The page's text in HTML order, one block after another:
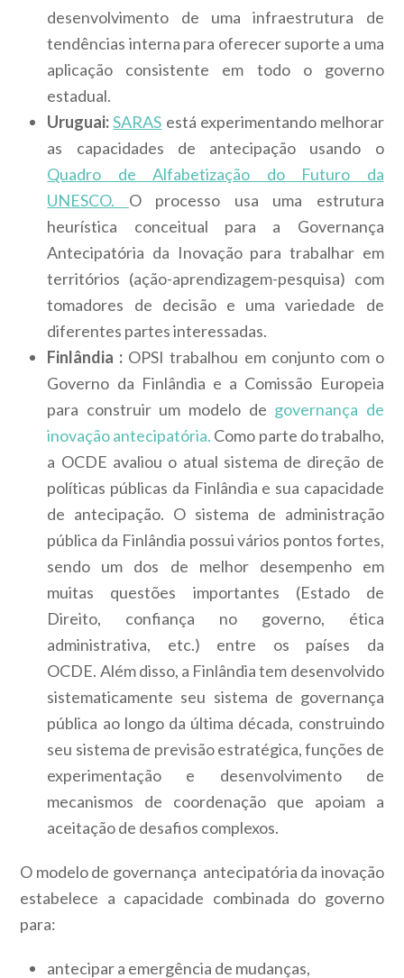
desenvolvimento de uma infraestrutura de
tendências interna para oferecer suporte a uma
aplicação consistente em todo o governo
estadual.
Uruguai:SARAS está experimentando melhorar
as capacidades de antecipação usando o
Quadro de Alfabetização do Futuro da
UNESCO. O processo usa uma estrutura
heurística conceitual para a Governança
Antecipatória da Inovação para trabalhar em
territórios (ação-aprendizagem-pesquisa) com
tomadores de decisão e uma variedade de
diferentes partes interessadas.
Finlândia : OPSI trabalhou em conjunto com o
Governo da Finlândia e a Comissão Europeia
para construir um modelo de governança de
inovação antecipatória. Como parte do trabalho,
a OCDE avaliou o atual sistema de direção de
políticas públicas da Finlândia e sua capacidade
de antecipação. O sistema de administração
pública da Finlândia possui vários pontos fortes,
sendo um dos de melhor desempenho em
muitas questões importantes (Estado de
Direito, confiança no governo, ética
administrativa, etc.) entre os países da
OCDE. Além disso, a Finlândia tem desenvolvido
sistematicamente seu sistema de governança
pública ao longo da última década, construindo
seu sistema de previsão estratégica, funções de
experimentação e desenvolvimento de
mecanismos de coordenação que apoiam a
aceitação de desafios complexos.
O modelo de governança antecipatória da inovação
estabelece a capacidade combinada do governo
para:
antecipar a emergência de mudanças,